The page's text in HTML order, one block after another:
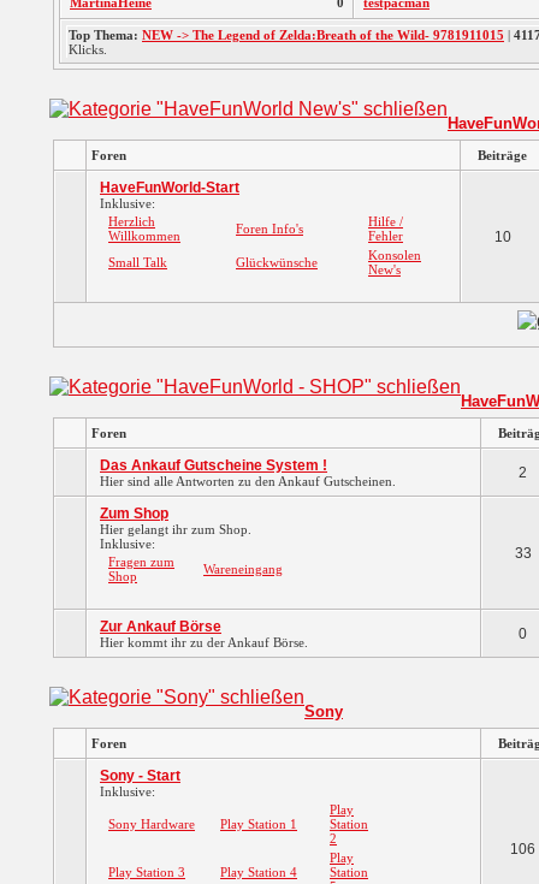
Top Thema: NEW -> The Legend of Zelda:Breath of the Wild- 9781911015 |
Klicks.
Foren Beiträge
HaveFunWorld-Start
Inklusive:
Herzlich
Willkommen
Foren Info's
Hilfe /
Fehler
Small Talk
Glückwünsche
Konsolen
New's
10
Foren
Das Ankauf Gutscheine System !
Hier sind alle Antworten zu den Ankauf Gutscheinen. 2
Zum Shop
Hier gelangt ihr zum Shop.
Inklusive:
Fragen zum
Shop
Wareneingang
33
Zur Ankauf Börse
Hier kommt ihr zu der Ankauf Börse. 0
Sony
Foren
Sony - Start
Inklusive:
Sony Hardware Play Station 1
Play
Station
2
Play Station 3 Play Station 4
Play
Station
106